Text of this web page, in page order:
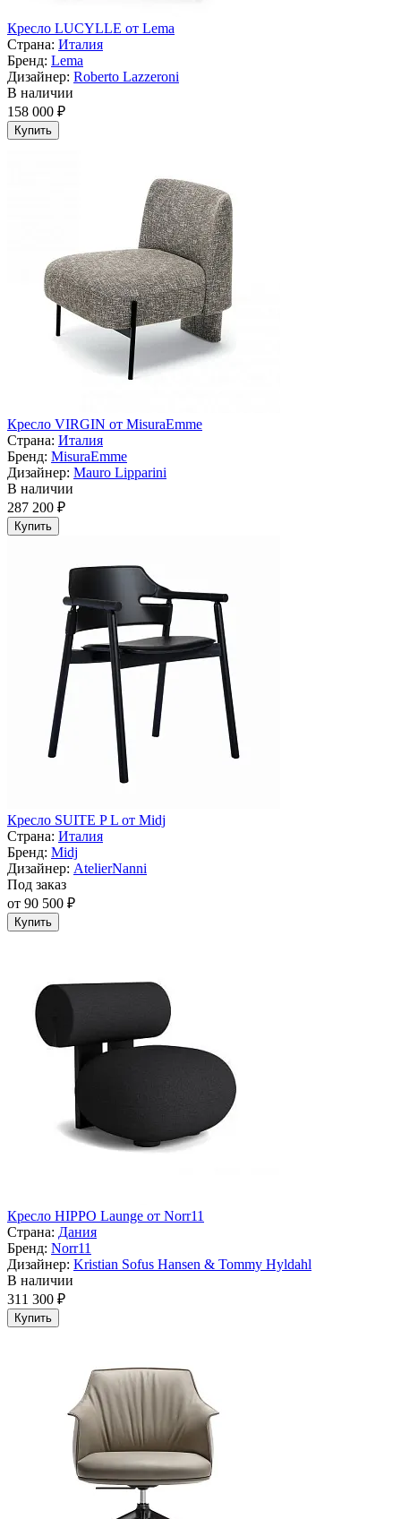
Кресло LUCYLLE от Lema
Страна: Италия
Бренд: Lema
Дизайнер: Roberto Lazzeroni
В наличии
158 000 ₽
Купить
Кресло VIRGIN от MisuraEmme
Страна: Италия
Бренд: MisuraEmme
Дизайнер: Mauro Lipparini
В наличии
287 200 ₽
Купить
Кресло SUITE P L от Midj
Страна: Италия
Бренд: Midj
Дизайнер: AtelierNanni
Под заказ
от 90 500 ₽
Купить
Кресло HIPPO Launge от Norr11
Страна: Дания
Бренд: Norr11
Дизайнер: Kristian Sofus Hansen & Tommy Hyldahl
В наличии
311 300 ₽
Купить